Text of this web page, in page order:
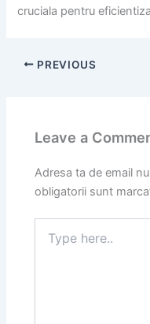
cruciala pentru
PREVIOUS
Leave a
Adresa ta de email
obligatorii sunt
here..